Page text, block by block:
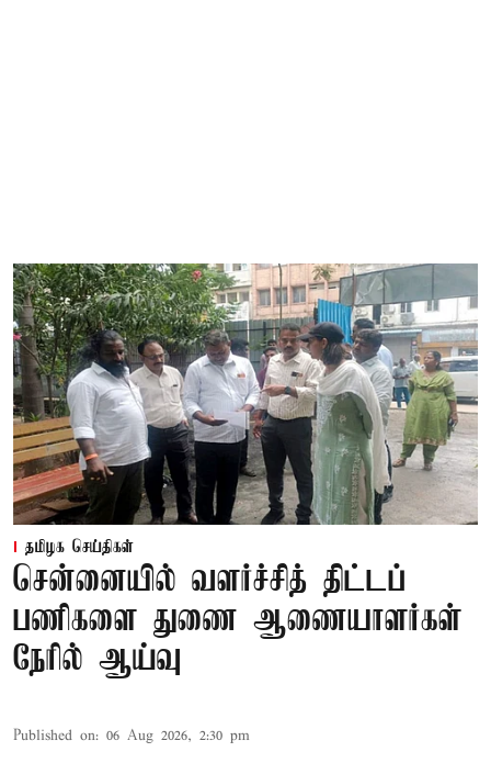
தமிழக செய்திகள்
சென்னையில் வளர்ச்சித் திட்டப்
பணிகளை துணை ஆணையாளர்கள்
நேரில் ஆய்வு
Published on: 06 Aug 2026, 2:30 pm